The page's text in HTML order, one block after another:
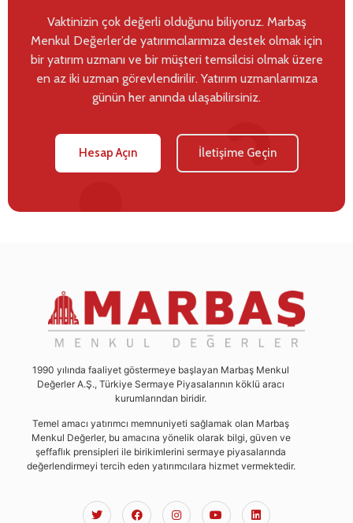
Vaktinizin çok değerli olduğunu biliyoruz. Marbaş
Menkul Değerler’de yatırımcılarımıza destek olmak için
bir yatırım uzmanı ve bir müşteri temsilcisi olmak üzere
en az iki uzman görevlendirilir. Yatırım uzmanlarımıza
günün her anında ulaşabilirsiniz.
Hesap Açın İletişime Geçin
1990 yılında faaliyet göstermeye başlayan Marbaş Menkul
Değerler A.Ş., Türkiye Sermaye Piyasalarının köklü aracı
kurumlarından biridir.
Temel amacı yatırımcı memnuniyeti sağlamak olan Marbaş
Menkul Değerler, bu amacına yönelik olarak bilgi, güven ve
şeffaflık prensipleri ile birikimlerini sermaye piyasalarında
değerlendirmeyi tercih eden yatırımcılara hizmet vermektedir.